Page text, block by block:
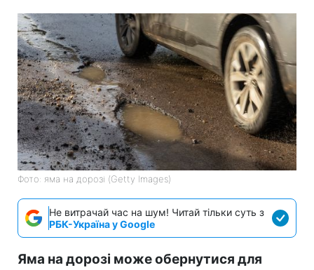
Фото: яма на дорозі (Getty Images)
Не витрачай час на шум! Читай тільки суть з
РБК-Україна у Google
Яма на дорозі може обернутися для